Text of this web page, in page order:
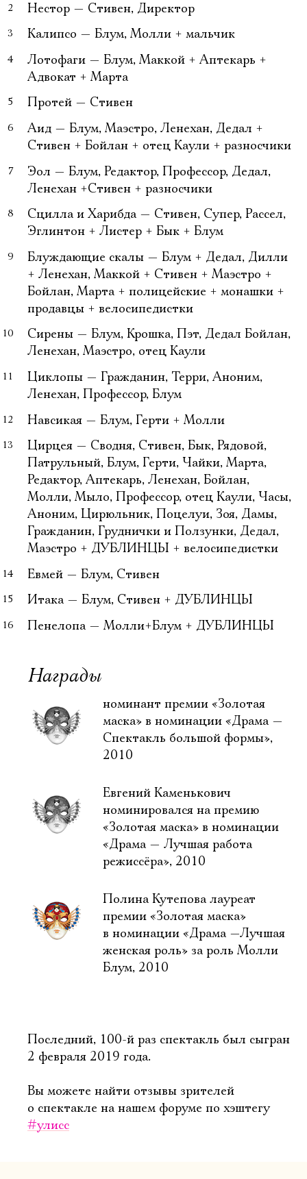
Нестор — Стивен, Директор
Калипсо — Блум, Молли + мальчик
Лотофаги — Блум, Маккой + Аптекарь +
Адвокат + Марта
Протей — Стивен
Аид — Блум, Маэстро, Ленехан, Дедал +
Стивен + Бойлан + отец Каули + разносчики
Эол — Блум, Редактор, Профессор, Дедал,
Ленехан +Стивен + разносчики
Сцилла и Харибда — Стивен, Супер, Рассел,
Эглинтон + Листер + Бык + Блум
Блуждающие скалы — Блум + Дедал, Дилли
+ Ленехан, Маккой + Стивен + Маэстро +
Бойлан, Марта + полицейские + монашки +
продавцы + велосипедистки
Сирены — Блум, Крошка, Пэт, Дедал Бойлан,
Ленехан, Маэстро, отец Каули
Циклопы — Гражданин, Терри, Аноним,
Ленехан, Профессор, Блум
Навсикая — Блум, Герти + Молли
Цирцея — Сводня, Стивен, Бык, Рядовой,
Патрульный, Блум, Герти, Чайки, Марта,
Редактор, Аптекарь, Ленехан, Бойлан,
Молли, Мыло, Профессор, отец Каули, Часы,
Аноним, Цирюльник, Поцелуи, Зоя, Дамы,
Гражданин, Груднички и Ползунки, Дедал,
Маэстро + ДУБЛИНЦЫ + велосипедистки
Евмей — Блум, Стивен
Итака — Блум, Стивен + ДУБЛИНЦЫ
Пенелопа — Молли+Блум + ДУБЛИНЦЫ
Награды
номинант премии «Золотая
маска» в номинации «Драма —
Спектакль большой формы»,
2010
Евгений Каменькович
номинировался на премию
«Золотая маска» в номинации
«Драма — Лучшая работа
режиссёра», 2010
Полина Кутепова лауреат
премии «Золотая маска»
в номинации «Драма —Лучшая
женская роль» за роль Молли
Блум, 2010
Последний, 100-й раз спектакль был сыгран
2 февраля 2019 года.
Вы можете найти отзывы зрителей
о спектакле на нашем форуме по хэштегу
#улисс